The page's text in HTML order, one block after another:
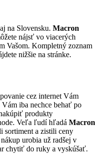
na Slovensku. Macron
nájsť vo viacerých
Vašom. Kompletný zoznam
nižšie na stránke.
cez internet Vám
iba nechce behať po
produkty
Veľa ľudí hľadá Macron
sortiment a zistili ceny
urobia už radšej v
chytiť do ruky a vyskúšať.